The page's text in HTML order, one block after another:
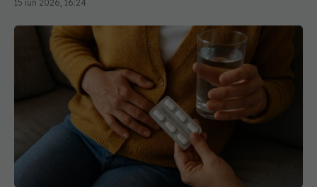
15 iun 2026, 16:24